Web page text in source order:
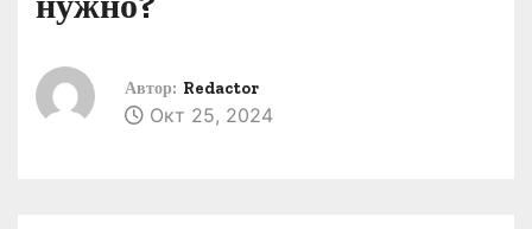
Автор: Redactor
Окт 25, 2024